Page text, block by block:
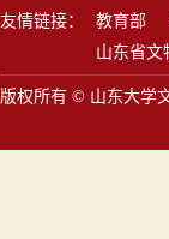
友情链接： 教育部
山东省文
版权所有 © 山东大学